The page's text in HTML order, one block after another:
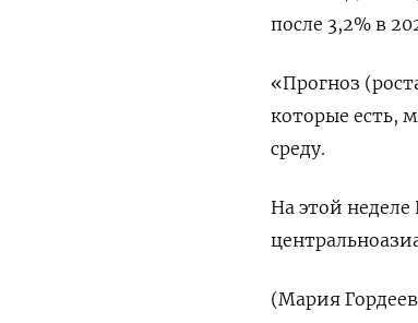
после 3,2% в
«Прогноз
которые есть,
среду.
На этой неделе
(Мария